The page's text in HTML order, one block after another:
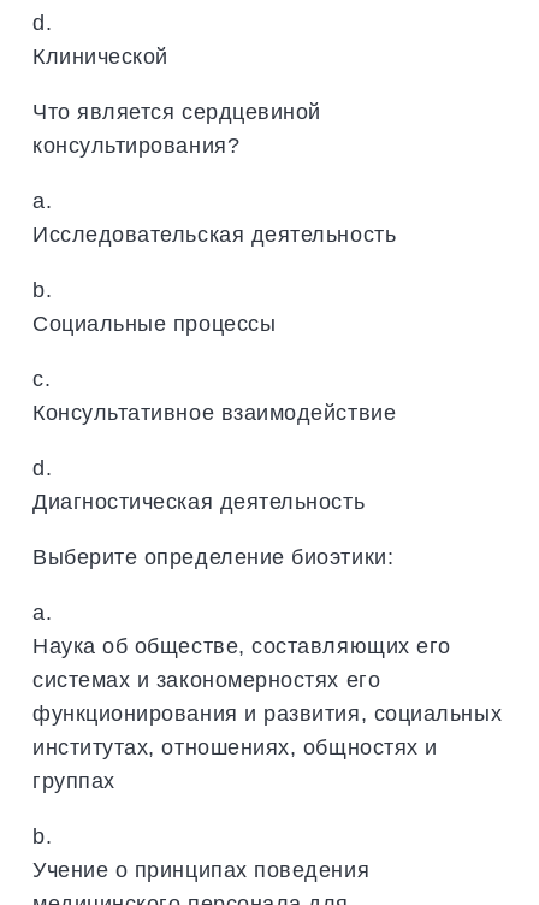
d.
Клинической
Что является сердцевиной
консультирования?
a.
Исследовательская деятельность
b.
Социальные процессы
c.
Консультативное взаимодействие
d.
Диагностическая деятельность
Выберите определение биоэтики:
a.
Наука об обществе, составляющих его
системах и закономерностях его
функционирования и развития, социальных
институтах, отношениях, общностях и
группах
b.
Учение о принципах поведения